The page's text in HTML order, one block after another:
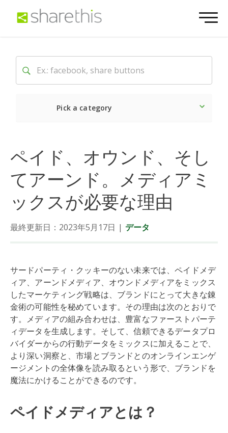
Pick a category
ペイド、オウンド、そし
てアーンド。メディアミ
ックスが必要な理由
最終更新日：2023年5月17日 | データ
サードパーティ・クッキーのない未来では、ペイドメデ
ィア、アーンドメディア、オウンドメディアをミックス
したマーケティング戦略は、ブランドにとって大きな錬
金術の可能性を秘めています。その理由は次のとおりで
す。メディアの組み合わせは、豊富なファーストパーテ
ィデータを生成します。そして、信頼できるデータプロ
バイダーからの行動データをミックスに加えることで、
より深い洞察と、市場とブランドとのオンラインエンゲ
ージメントの全体像を読み取るという形で、ブランドを
魔法にかけることができるのです。
ペイドメディアとは？